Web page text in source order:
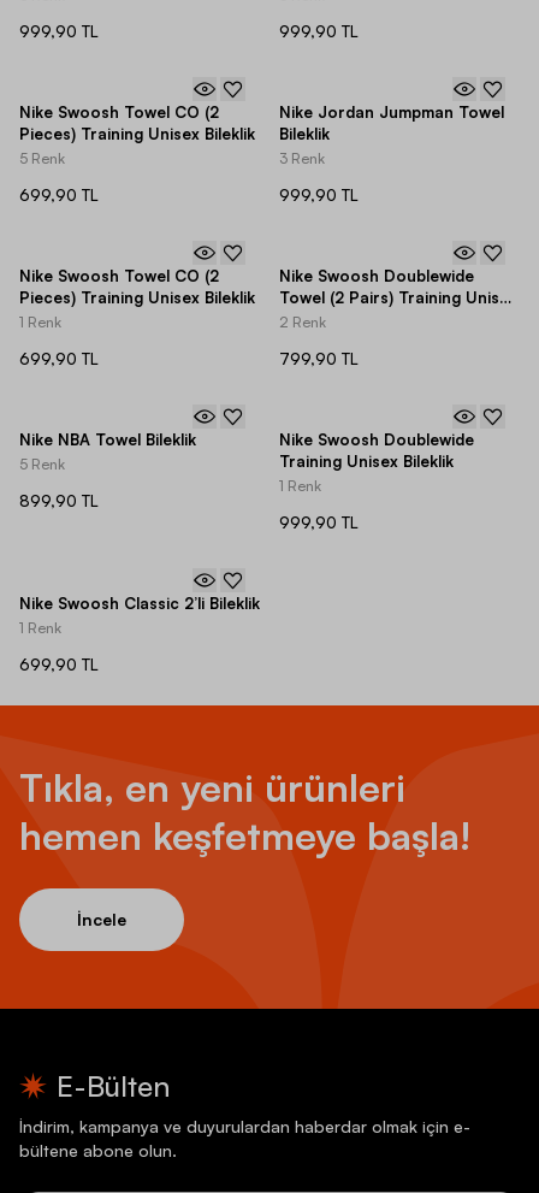
999,90 TL 999,90 TL
Nike Swoosh Towel CO (2
Pieces) Training Unisex Bileklik
5 Renk
699,90 TL
Nike Jordan Jumpman Towel
Bileklik
3 Renk
999,90 TL
Nike Swoosh Towel CO (2
Pieces) Training Unisex Bileklik
1 Renk
699,90 TL
Nike Swoosh Doublewide
Towel (2 Pairs) Training Unisex
Bileklik
2 Renk
799,90 TL
Nike NBA Towel Bileklik
5 Renk
899,90 TL
Nike Swoosh Doublewide
Training Unisex Bileklik
1 Renk
999,90 TL
Nike Swoosh Classic 2’li Bileklik
1 Renk
699,90 TL
Tıkla, en yeni ürünleri
hemen keşfetmeye başla!
İncele
E-Bülten
İndirim, kampanya ve duyurulardan haberdar olmak için e-
bültene abone olun.